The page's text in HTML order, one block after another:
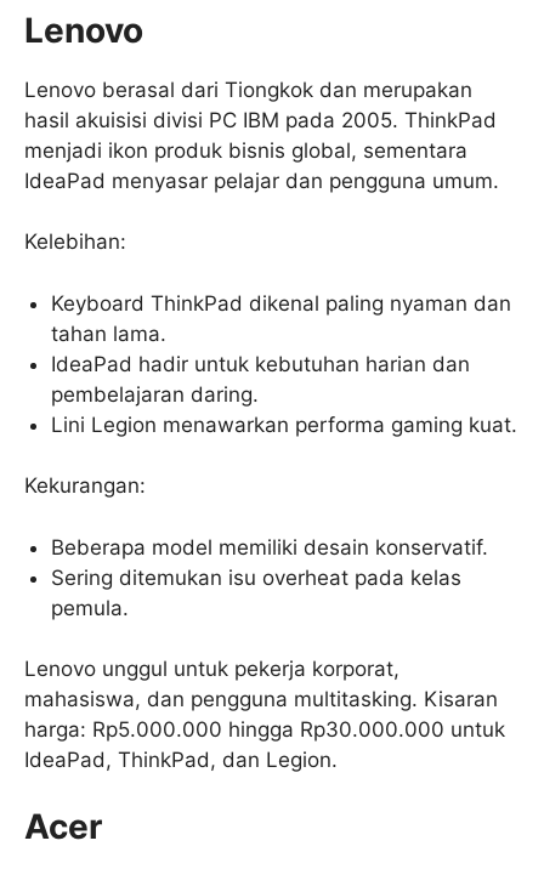
Lenovo
Lenovo berasal dari Tiongkok dan merupakan
hasil akuisisi divisi PC IBM pada 2005. ThinkPad
menjadi ikon produk bisnis global, sementara
IdeaPad menyasar pelajar dan pengguna umum.
Kelebihan:
Keyboard ThinkPad dikenal paling nyaman dan
tahan lama.
IdeaPad hadir untuk kebutuhan harian dan
pembelajaran daring.
Lini Legion menawarkan performa gaming kuat.
Kekurangan:
Beberapa model memiliki desain konservatif.
Sering ditemukan isu overheat pada kelas
pemula.
Lenovo unggul untuk pekerja korporat,
mahasiswa, dan pengguna multitasking. Kisaran
harga: Rp5.000.000 hingga Rp30.000.000 untuk
IdeaPad, ThinkPad, dan Legion.
Acer